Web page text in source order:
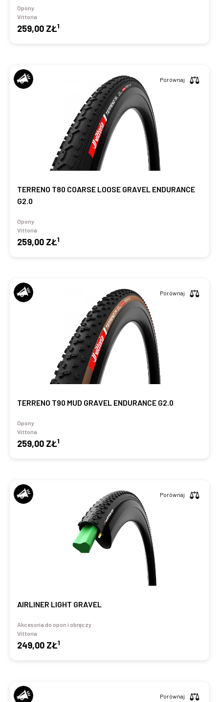
Opony
Vittoria
259,00 ZŁ1
TERRENO T80 COARSE LOOSE GRAVEL ENDURANCE
G2.0
Opony
Vittoria
259,00 ZŁ1
Porównaj
TERRENO T90 MUD GRAVEL ENDURANCE G2.0
Opony
Vittoria
259,00 ZŁ1
Porównaj
AIRLINER LIGHT GRAVEL
Akcesoria do opon i obręczy
Vittoria
249,00 ZŁ1
Porównaj
Porównaj